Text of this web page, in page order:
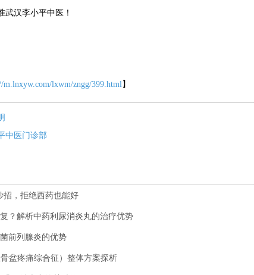
武汉李小平中医！
m.lnxyw.com/lxwm/zngg/399.html】
中医门诊部
招，拒绝西药也能好
？解析中药利尿消炎丸的治疗优势
前列腺炎的优势
盆疼痛综合征）整体方案探析